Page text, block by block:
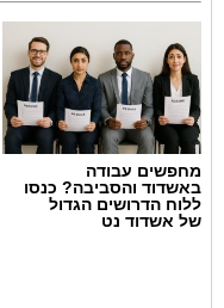
מחפשים עבודה
באשדוד והסביבה? כנסו
ללוח הדרושים הגדול
של אשדוד נט